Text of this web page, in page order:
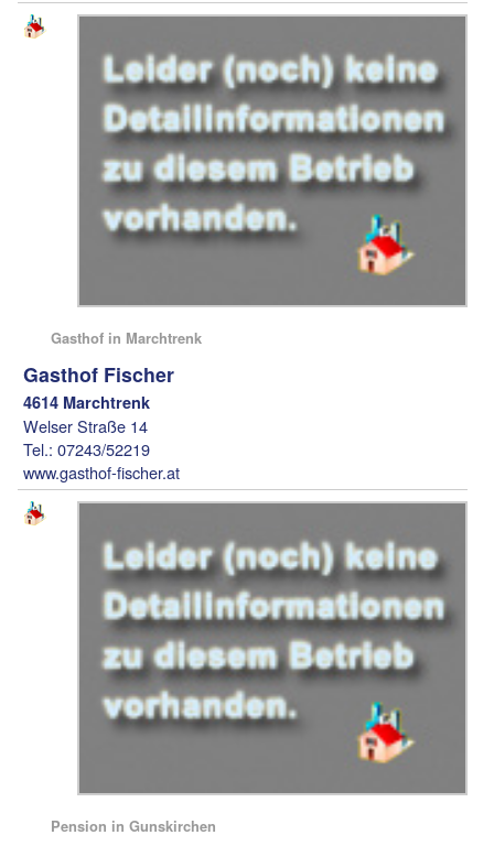
Gasthof in Marchtrenk
Gasthof Fischer
4614 Marchtrenk
Welser Straße 14
Tel.: 07243/52219
www.gasthof-fischer.at
Pension in Gunskirchen